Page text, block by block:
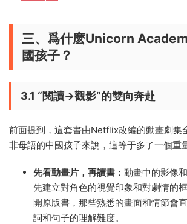
三、爲什麽Unicorn
國孩子？
3.1 “閱讀→觀影”的雙向奔赴
前面提到，這套書由Netflix改編的動畫劇集
非母語的中國孩子來說，這等于多了一個重
先看動畫片，再讀書 ：動畫中的影像
先建立對角色的視覺印象和對劇情的
開原版書，那些熟悉的畫面和情節會
詞和句子的理解難度。